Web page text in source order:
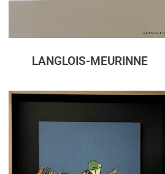
LANGLOIS-MEURINNE